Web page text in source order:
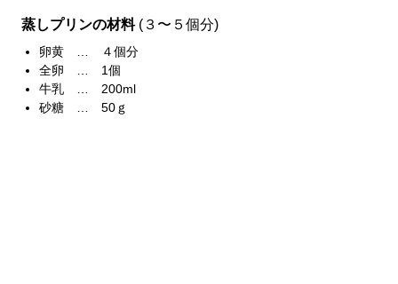
蒸しプリンの材料 (３〜５個分)
卵黄 … ４個分
全卵 … 1個
牛乳 … 200ml
砂糖 … 50ｇ